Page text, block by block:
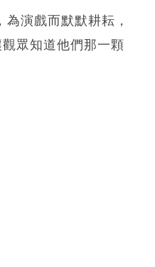
演戲而默默耕耘，
眾知道他們那一顆